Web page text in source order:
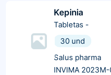
Kepinia
Tabletas -
30 und
Salus pharma
INVIMA